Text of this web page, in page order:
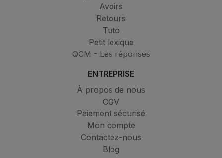
Avoirs
Retours
Tuto
Petit lexique
QCM - Les réponses
ENTREPRISE
À propos de nous
CGV
Paiement sécurisé
Mon compte
Contactez-nous
Blog